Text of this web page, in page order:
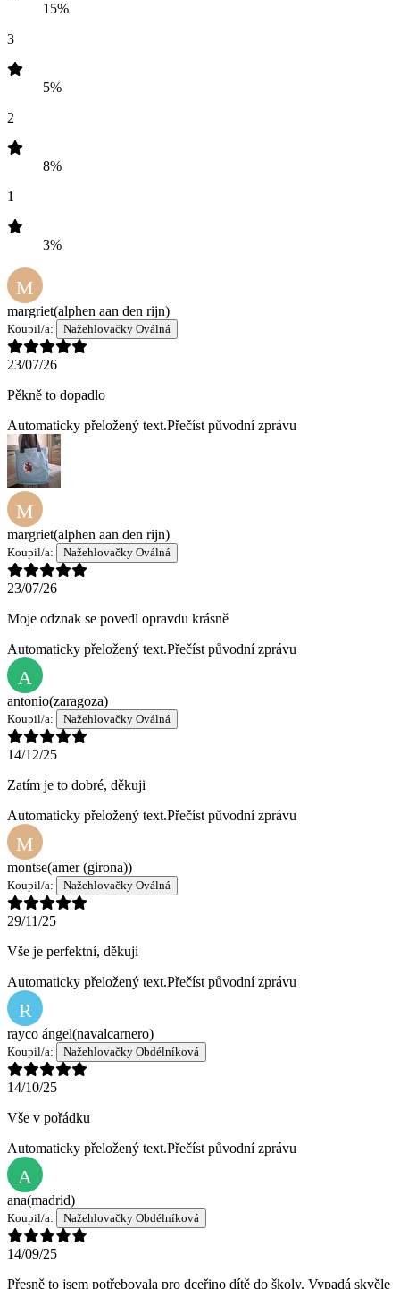
15%
3
5%
2
8%
1
3%
M
margriet(alphen aan den rijn)
Koupil/a: Nažehlovačky Oválná
23/07/26
Pěkně to dopadlo
Automaticky přeložený text.Přečíst původní zprávu
M
margriet(alphen aan den rijn)
Koupil/a: Nažehlovačky Oválná
23/07/26
Moje odznak se povedl opravdu krásně
Automaticky přeložený text.Přečíst původní zprávu
A
antonio(zaragoza)
Koupil/a: Nažehlovačky Oválná
14/12/25
Zatím je to dobré, děkuji
Automaticky přeložený text.Přečíst původní zprávu
M
montse(amer (girona))
Koupil/a: Nažehlovačky Oválná
29/11/25
Vše je perfektní, děkuji
Automaticky přeložený text.Přečíst původní zprávu
R
rayco ángel(navalcarnero)
Koupil/a: Nažehlovačky Obdélníková
14/10/25
Vše v pořádku
Automaticky přeložený text.Přečíst původní zprávu
A
ana(madrid)
Koupil/a: Nažehlovačky Obdélníková
14/09/25
Přesně to jsem potřebovala pro dceřino dítě do školy. Vypadá skvěle